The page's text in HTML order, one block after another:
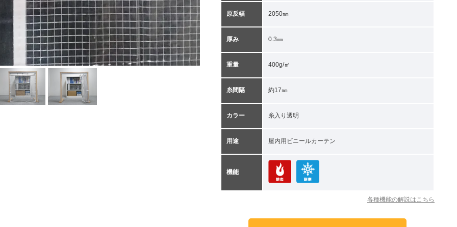
原反幅 2050㎜
厚み 0.3㎜
重量 400g/㎡
糸間隔 約17㎜
カラー 糸入り透明
用途 屋内用ビニールカーテン
機能
各種機能の解説はこちら